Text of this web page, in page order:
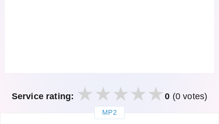
Service rating: 0 (0 votes)
MP2